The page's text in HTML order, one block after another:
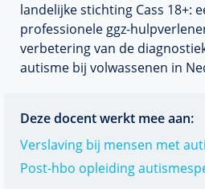
landelijke stichting Cass 18+:
professionele ggz-
verbetering van de
autisme bij volwassenen in
Deze docent werkt mee aan:
Verslaving bij mensen met
Post-hbo opleiding